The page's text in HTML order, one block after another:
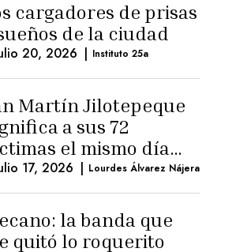
cargadores de prisas
de la ciudad
20, 2026 | Instituto 25a
Martín Jilotepeque
a sus 72
el mismo día
Benedicto Lucas
arresto
17, 2026 | Lourdes Álvarez Nájera
la banda que
quitó lo roquerito